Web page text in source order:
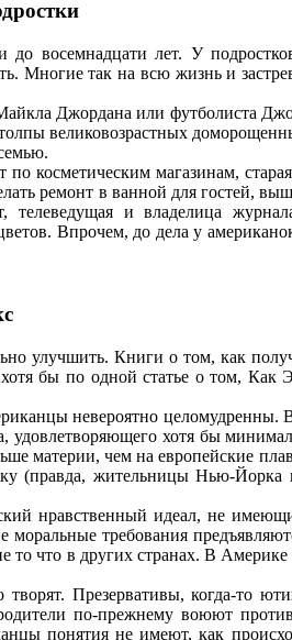
восемнадцати лет. У
Многие так на всю жизнь и
Джордана или футболиста
великовозрастных
магазинам,
ремонт в ванной для гостей,
и владелица журнала,
Впрочем, до дела у
улучшить. Книги о том, как
бы по одной статье о том, Как
невероятно целомудренны.
хотя бы
материи, чем на европейские
(правда, жительницы Нью-Йорка
нравственный идеал, не
требования
то что в других странах. В
Презервативы, когда-то
по-прежнему воюют
понятия не имеют, как